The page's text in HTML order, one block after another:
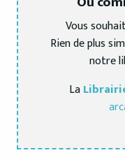
Vous
Rien de plus
notre
La